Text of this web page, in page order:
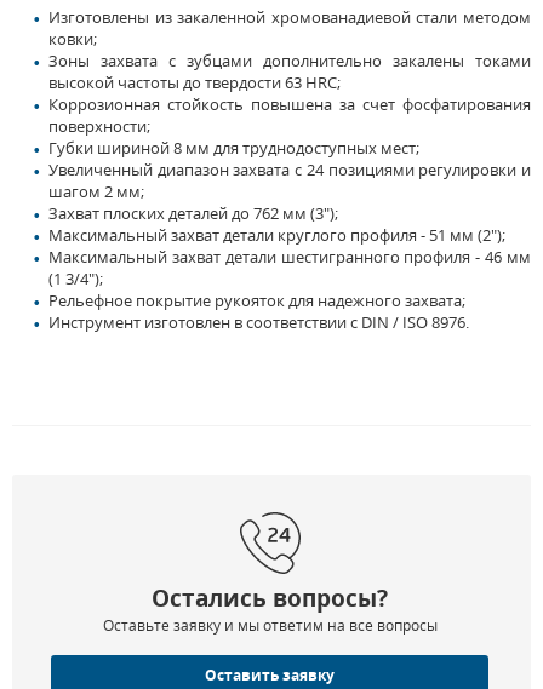
Изготовлены из закаленной хромованадиевой стали методом
ковки;
Зоны захвата с зубцами дополнительно закалены токами
высокой частоты до твердости 63 HRC;
Коррозионная стойкость повышена за счет фосфатирования
поверхности;
Губки шириной 8 мм для труднодоступных мест;
Увеличенный диапазон захвата с 24 позициями регулировки и
шагом 2 мм;
Захват плоских деталей до 762 мм (3");
Максимальный захват детали круглого профиля - 51 мм (2");
Максимальный захват детали шестигранного профиля - 46 мм
(1 3/4");
Рельефное покрытие рукояток для надежного захвата;
Инструмент изготовлен в соответствии с DIN / ISO 8976.
Остались вопросы?
Оставьте заявку и мы ответим на все вопросы
Оставить заявку